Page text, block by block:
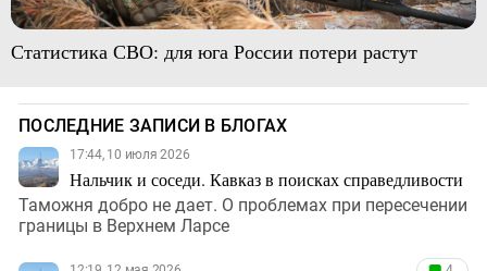
Статистика СВО: для юга России потери растут
ПОСЛЕДНИЕ ЗАПИСИ В БЛОГАХ
17:44, 10 июля 2026
Нальчик и соседи. Кавказ в поисках справедливости
Таможня добро не дает. О проблемах при пересечении
границы в Верхнем Ларсе